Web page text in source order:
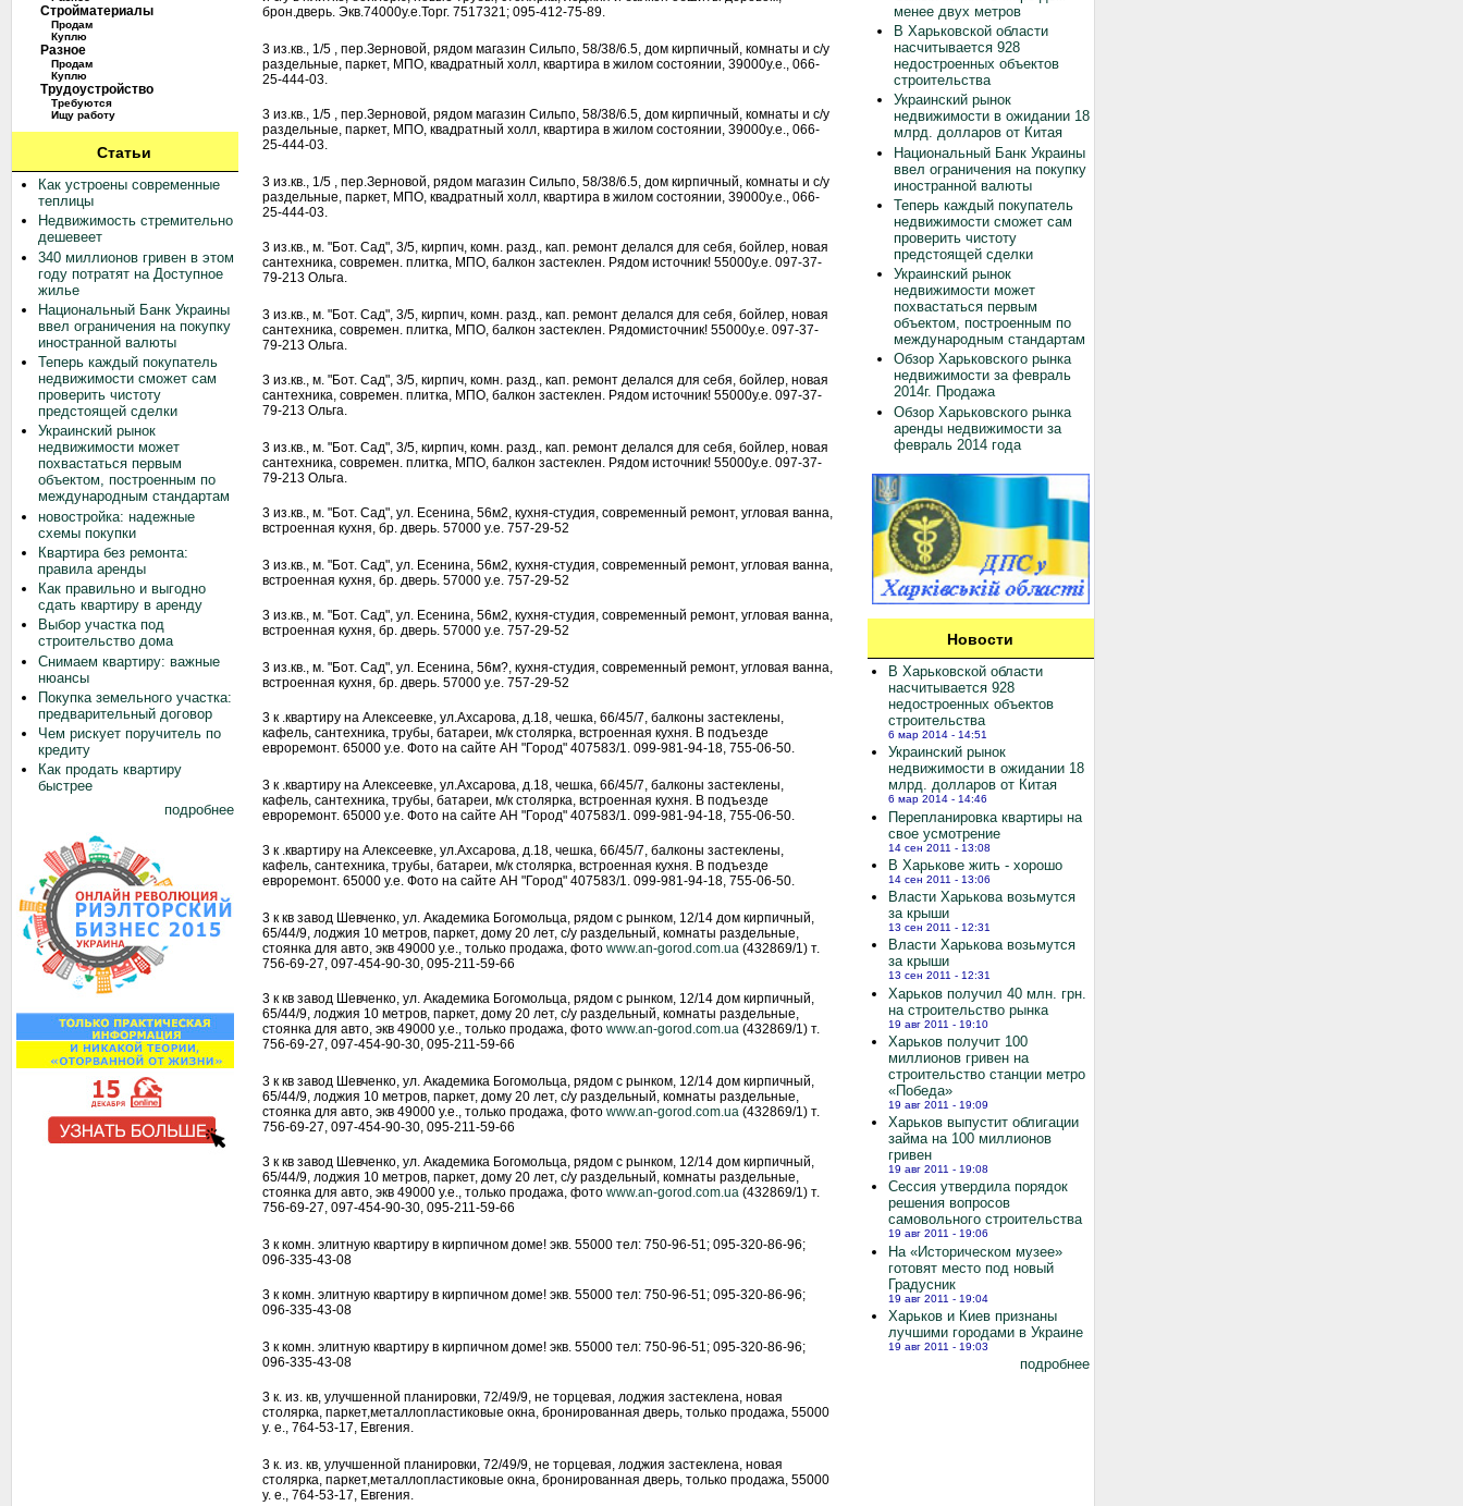
Стройматериалы
Продам
Куплю
Разное
Продам
Куплю
Трудоустройство
Требуются
Ищу работу
Статьи
Как устроены современные
теплицы
Недвижимость стремительно
дешевеет
340 миллионов гривен в этом
году потратят на Доступное
жилье
Национальный Банк Украины
ввел ограничения на покупку
иностранной валюты
Теперь каждый покупатель
недвижимости сможет сам
проверить чистоту
предстоящей сделки
Украинский рынок
недвижимости может
похвастаться первым
объектом, построенным по
международным стандартам
новостройка: надежные
схемы покупки
Квартира без ремонта:
правила аренды
Как правильно и выгодно
сдать квартиру в аренду
Выбор участка под
строительство дома
Снимаем квартиру: важные
нюансы
Покупка земельного участка:
предварительный договор
Чем рискует поручитель по
кредиту
Как продать квартиру
быстрее
подробнее
брон.дверь. Экв.74000у.е.Торг. 7517321; 095-412-75-89.
3 из.кв., 1/5 , пер.Зерновой, рядом магазин Сильпо, 58/38/6.5, дом кирпичный, комнаты и с/у
раздельные, паркет, МПО, квадратный холл, квартира в жилом состоянии, 39000у.е., 066-
25-444-03.
3 из.кв., 1/5 , пер.Зерновой, рядом магазин Сильпо, 58/38/6.5, дом кирпичный, комнаты и с/у
раздельные, паркет, МПО, квадратный холл, квартира в жилом состоянии, 39000у.е., 066-
25-444-03.
3 из.кв., 1/5 , пер.Зерновой, рядом магазин Сильпо, 58/38/6.5, дом кирпичный, комнаты и с/у
раздельные, паркет, МПО, квадратный холл, квартира в жилом состоянии, 39000у.е., 066-
25-444-03.
3 из.кв., м. "Бот. Сад", 3/5, кирпич, комн. разд., кап. ремонт делался для себя, бойлер, новая
сантехника, современ. плитка, МПО, балкон застеклен. Рядом источник! 55000у.е. 097-37-
79-213 Ольга.
3 из.кв., м. "Бот. Сад", 3/5, кирпич, комн. разд., кап. ремонт делался для себя, бойлер, новая
сантехника, современ. плитка, МПО, балкон застеклен. Рядомисточник! 55000у.е. 097-37-
79-213 Ольга.
3 из.кв., м. "Бот. Сад", 3/5, кирпич, комн. разд., кап. ремонт делался для себя, бойлер, новая
сантехника, современ. плитка, МПО, балкон застеклен. Рядом источник! 55000у.е. 097-37-
79-213 Ольга.
3 из.кв., м. "Бот. Сад", 3/5, кирпич, комн. разд., кап. ремонт делался для себя, бойлер, новая
сантехника, современ. плитка, МПО, балкон застеклен. Рядом источник! 55000у.е. 097-37-
79-213 Ольга.
3 из.кв., м. "Бот. Сад", ул. Есенина, 56м2, кухня-студия, современный ремонт, угловая ванна,
встроенная кухня, бр. дверь. 57000 у.е. 757-29-52
3 из.кв., м. "Бот. Сад", ул. Есенина, 56м2, кухня-студия, современный ремонт, угловая ванна,
встроенная кухня, бр. дверь. 57000 у.е. 757-29-52
3 из.кв., м. "Бот. Сад", ул. Есенина, 56м2, кухня-студия, современный ремонт, угловая ванна,
встроенная кухня, бр. дверь. 57000 у.е. 757-29-52
3 из.кв., м. "Бот. Сад", ул. Есенина, 56м?, кухня-студия, современный ремонт, угловая ванна,
встроенная кухня, бр. дверь. 57000 у.е. 757-29-52
3 к .квартиру на Алексеевке, ул.Ахсарова, д.18, чешка, 66/45/7, балконы застеклены,
кафель, сантехника, трубы, батареи, м/к столярка, встроенная кухня. В подъезде
евроремонт. 65000 у.е. Фото на сайте АН "Город" 407583/1. 099-981-94-18, 755-06-50.
3 к .квартиру на Алексеевке, ул.Ахсарова, д.18, чешка, 66/45/7, балконы застеклены,
кафель, сантехника, трубы, батареи, м/к столярка, встроенная кухня. В подъезде
евроремонт. 65000 у.е. Фото на сайте АН "Город" 407583/1. 099-981-94-18, 755-06-50.
3 к .квартиру на Алексеевке, ул.Ахсарова, д.18, чешка, 66/45/7, балконы застеклены,
кафель, сантехника, трубы, батареи, м/к столярка, встроенная кухня. В подъезде
евроремонт. 65000 у.е. Фото на сайте АН "Город" 407583/1. 099-981-94-18, 755-06-50.
3 к кв завод Шевченко, ул. Академика Богомольца, рядом с рынком, 12/14 дом кирпичный,
65/44/9, лоджия 10 метров, паркет, дому 20 лет, с/у раздельный, комнаты раздельные,
стоянка для авто, экв 49000 у.е., только продажа, фото www.an-gorod.com.ua (432869/1) т.
756-69-27, 097-454-90-30, 095-211-59-66
3 к кв завод Шевченко, ул. Академика Богомольца, рядом с рынком, 12/14 дом кирпичный,
65/44/9, лоджия 10 метров, паркет, дому 20 лет, с/у раздельный, комнаты раздельные,
стоянка для авто, экв 49000 у.е., только продажа, фото www.an-gorod.com.ua (432869/1) т.
756-69-27, 097-454-90-30, 095-211-59-66
3 к кв завод Шевченко, ул. Академика Богомольца, рядом с рынком, 12/14 дом кирпичный,
65/44/9, лоджия 10 метров, паркет, дому 20 лет, с/у раздельный, комнаты раздельные,
стоянка для авто, экв 49000 у.е., только продажа, фото www.an-gorod.com.ua (432869/1) т.
756-69-27, 097-454-90-30, 095-211-59-66
3 к кв завод Шевченко, ул. Академика Богомольца, рядом с рынком, 12/14 дом кирпичный,
65/44/9, лоджия 10 метров, паркет, дому 20 лет, с/у раздельный, комнаты раздельные,
стоянка для авто, экв 49000 у.е., только продажа, фото www.an-gorod.com.ua (432869/1) т.
756-69-27, 097-454-90-30, 095-211-59-66
3 к комн. элитную квартиру в кирпичном доме! экв. 55000 тел: 750-96-51; 095-320-86-96;
096-335-43-08
3 к комн. элитную квартиру в кирпичном доме! экв. 55000 тел: 750-96-51; 095-320-86-96;
096-335-43-08
3 к комн. элитную квартиру в кирпичном доме! экв. 55000 тел: 750-96-51; 095-320-86-96;
096-335-43-08
3 к. из. кв, улучшенной планировки, 72/49/9, не торцевая, лоджия застеклена, новая
столярка, паркет,металлопластиковые окна, бронированная дверь, только продажа, 55000
у. е., 764-53-17, Евгения.
3 к. из. кв, улучшенной планировки, 72/49/9, не торцевая, лоджия застеклена, новая
столярка, паркет,металлопластиковые окна, бронированная дверь, только продажа, 55000
у. е., 764-53-17, Евгения.
менее двух метров
В Харьковской области
насчитывается 928
недостроенных объектов
строительства
Украинский рынок
недвижимости в ожидании 18
млрд. долларов от Китая
Национальный Банк Украины
ввел ограничения на покупку
иностранной валюты
Теперь каждый покупатель
недвижимости сможет сам
проверить чистоту
предстоящей сделки
Украинский рынок
недвижимости может
похвастаться первым
объектом, построенным по
международным стандартам
Обзор Харьковского рынка
недвижимости за февраль
2014г. Продажа
Обзор Харьковского рынка
аренды недвижимости за
февраль 2014 года
Новости
В Харьковской области
насчитывается 928
недостроенных объектов
строительства
6 мар 2014 - 14:51
Украинский рынок
недвижимости в ожидании 18
млрд. долларов от Китая
6 мар 2014 - 14:46
Перепланировка квартиры на
свое усмотрение
14 сен 2011 - 13:08
В Харькове жить - хорошо
14 сен 2011 - 13:06
Власти Харькова возьмутся
за крыши
13 сен 2011 - 12:31
Власти Харькова возьмутся
за крыши
13 сен 2011 - 12:31
Харьков получил 40 млн. грн.
на строительство рынка
19 авг 2011 - 19:10
Харьков получит 100
миллионов гривен на
строительство станции метро
«Победа»
19 авг 2011 - 19:09
Харьков выпустит облигации
займа на 100 миллионов
гривен
19 авг 2011 - 19:08
Сессия утвердила порядок
решения вопросов
самовольного строительства
19 авг 2011 - 19:06
На «Историческом музее»
готовят место под новый
Градусник
19 авг 2011 - 19:04
Харьков и Киев признаны
лучшими городами в Украине
19 авг 2011 - 19:03
подробнее